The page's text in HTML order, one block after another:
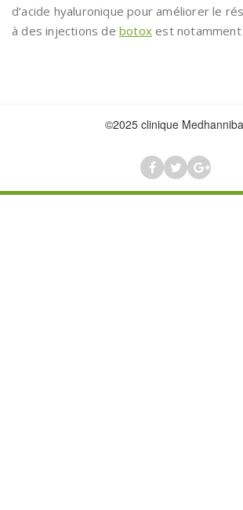
d’acide hyaluronique pour améliorer le
à des injections de botox est notamment
©2025 clinique